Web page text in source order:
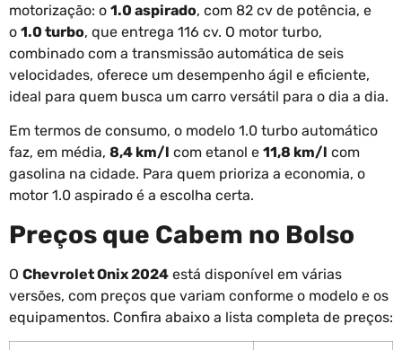
motorização: o 1.0 aspirado, com 82 cv de potência, e
o 1.0 turbo, que entrega 116 cv. O motor turbo,
combinado com a transmissão automática de seis
velocidades, oferece um desempenho ágil e eficiente,
ideal para quem busca um carro versátil para o dia a dia.
Em termos de consumo, o modelo 1.0 turbo automático
faz, em média, 8,4 km/l com etanol e 11,8 km/l com
gasolina na cidade. Para quem prioriza a economia, o
motor 1.0 aspirado é a escolha certa.
Preços que Cabem no Bolso
O Chevrolet Onix 2024 está disponível em várias
versões, com preços que variam conforme o modelo e os
equipamentos. Confira abaixo a lista completa de preços: